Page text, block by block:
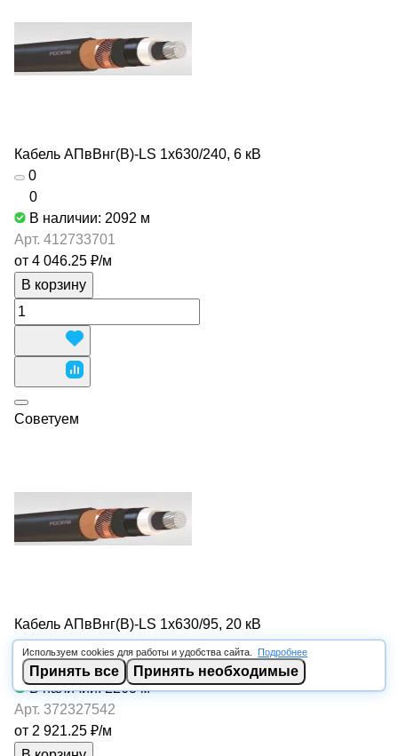
Кабель АПвВнг(В)-LS 1х630/240, 6 кВ
0
0
В наличии: 2092 м
Арт. 412733701
от 4 046.25 ₽/м
В корзину
Советуем
Кабель АПвВнг(В)-LS 1х630/95, 20 кВ
0
0
В наличии: 2263м
Арт. 372327542
от 2 921.25 ₽/м
Используем cookies для работы и удобства сайта. Подробнее
Принять все Принять необходимые